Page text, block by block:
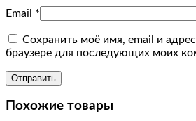
Email *
Сохранить моё имя, email и
браузере для последующих моих
Похожие товары